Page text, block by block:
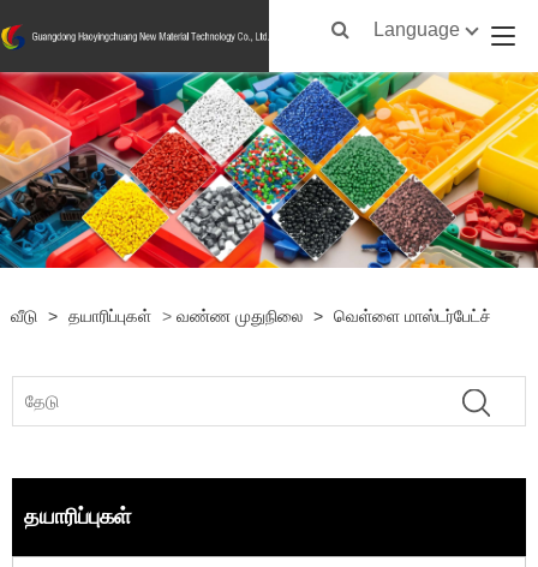
Language
வீடு > தயாரிப்புகள் > வண்ண முதுநிலை > வெள்ளை மாஸ்டர்பேட்ச்
தயாரிப்புகள்